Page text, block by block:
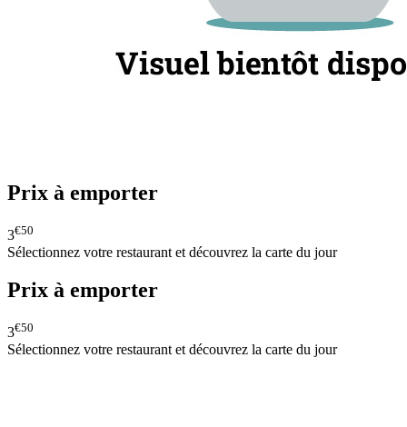
Prix à emporter
3€50
Sélectionnez votre restaurant et découvrez la carte du jour
Prix à emporter
3€50
Sélectionnez votre restaurant et découvrez la carte du jour